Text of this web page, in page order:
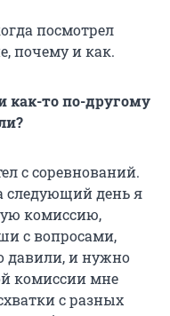
посмотрел
почему и как.
как-то по-другому
с соревнований.
следующий день я
комиссию,
с вопросами,
давили, и нужно
комиссии мне
с разных